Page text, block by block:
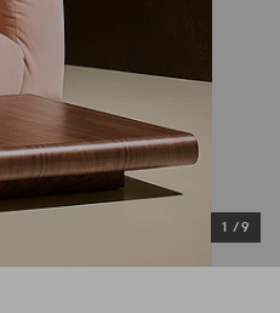
1 /9